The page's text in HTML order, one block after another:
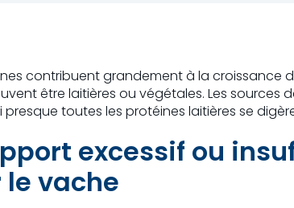
contribuent grandement à la croissance
être laitières ou végétales. Les sources
presque toutes les protéines laitières se
excessif ou
le vache